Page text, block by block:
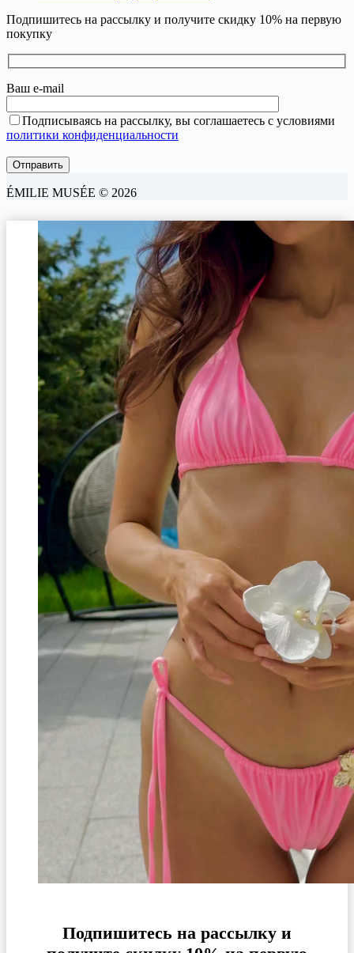
Подпишитесь на рассылку и получите скидку 10% на первую
покупку
Ваш e-mail
Подписываясь на рассылку, вы соглашаетесь с условиями
политики конфиденциальности
ÉMILIE MUSÉE © 2026
Подпишитесь на рассылку и